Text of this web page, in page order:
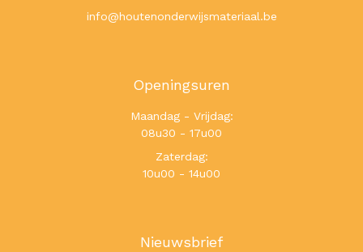
info@houtenonderwijsmateriaal.be
Openingsuren
Maandag - Vrijdag:
08u30 - 17u00
Zaterdag:
10u00 - 14u00
Nieuwsbrief